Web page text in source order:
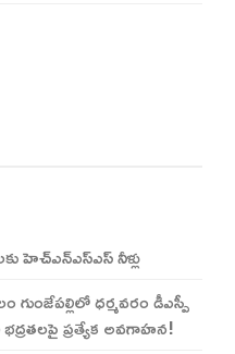
హెచ్ఎన్ఎస్ఎస్ నీళ్లు
గుంజేపల్లిలో ధర్మవరం డీఎస్పీ
భద్రతలపై ప్రత్యేక అవగాహన!